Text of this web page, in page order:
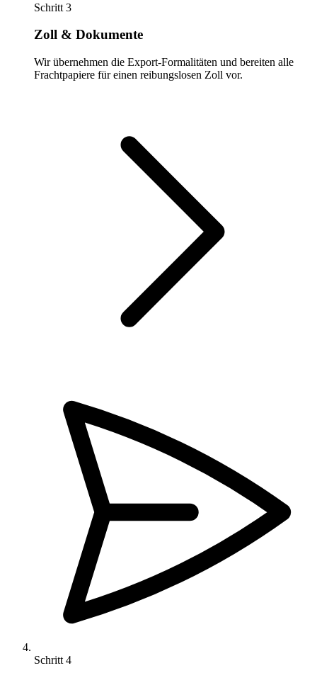
Schritt 3
Zoll & Dokumente
Wir übernehmen die Export-Formalitäten und bereiten alle
Frachtpapiere für einen reibungslosen Zoll vor.
Schritt 4